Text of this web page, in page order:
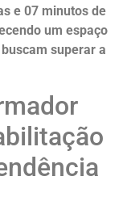
e 07 minutos de
um espaço
superar a